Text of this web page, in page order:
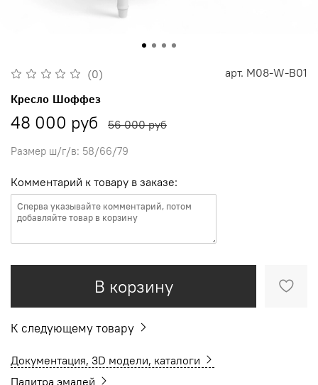
(0) арт. M08-W-B01
Кресло Шоффез
48 000 руб 56 000 руб
Размер ш/г/в: 58/66/79
Комментарий к товару в заказе:
В корзину
К следующему товару
Документация, 3D модели, каталоги
Палитра эмалей